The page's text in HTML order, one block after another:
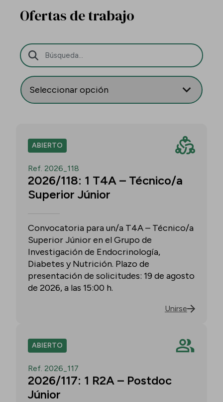
Ofertas de trabajo
Barra de búsqueda
ABIERTO
Ref. 2026_118
2026/118: 1 T4A – Técnico/a
Superior Júnior
Convocatoria para un/a T4A – Técnico/a
Superior Júnior en el Grupo de
Investigación de Endocrinología,
Diabetes y Nutrición. Plazo de
presentación de solicitudes: 19 de agosto
de 2026, a las 15:00 h.
Unirse
ABIERTO
Ref. 2026_117
2026/117: 1 R2A – Postdoc
Júnior